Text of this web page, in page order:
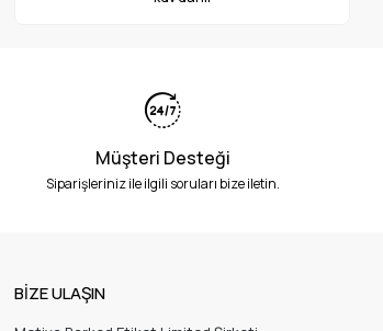
Müşteri Desteği
Siparişleriniz ile ilgili soruları bize iletin.
BİZE ULAŞIN